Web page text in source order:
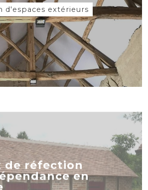
d'espaces extérieurs
de réfection
en
d'espaces extérieurs